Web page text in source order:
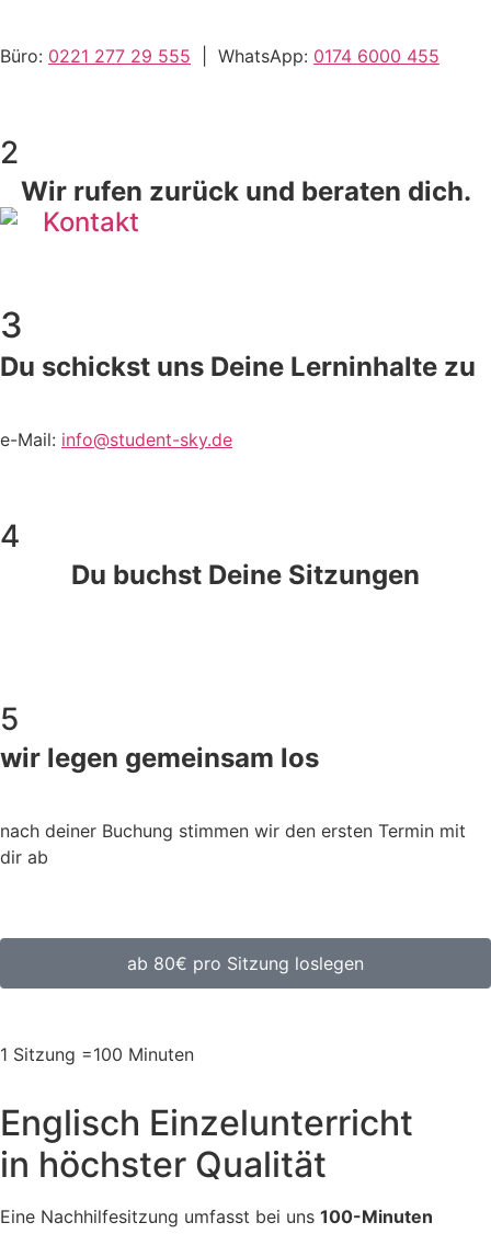
Büro: 0221 277 29 555 | WhatsApp: 0174 6000 455
2
Wir rufen zurück und beraten dich.
3
Du schickst uns Deine Lerninhalte zu
e-Mail: info@student-sky.de
4
Du buchst Deine Sitzungen
5
wir legen gemeinsam los
nach deiner Buchung stimmen wir den ersten Termin mit
dir ab
ab 80€ pro Sitzung loslegen
1 Sitzung =100 Minuten
Englisch Einzelunterricht
in höchster Qualität
Eine Nachhilfesitzung umfasst bei uns 100-Minuten